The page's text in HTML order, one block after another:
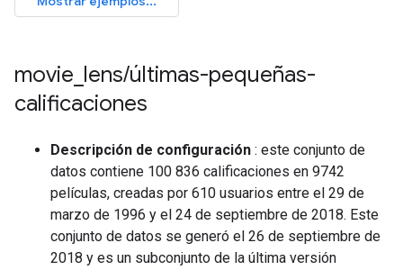
movie lens/últimas-pequeñas-
calificaciones
Descripción de configuración : este conjunto de
datos contiene 100 836 calificaciones en 9742
películas, creadas por 610 usuarios entre el 29 de
marzo de 1996 y el 24 de septiembre de 2018. Este
conjunto de datos se generó el 26 de septiembre de
2018 y es un subconjunto de la última versión